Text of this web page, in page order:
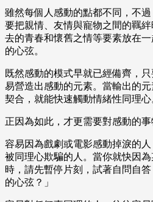
雖然每個人感動的點都不同，不
要把親情、友情與寵物之間的羈
去的青春和懷舊之情等要素放在
的心弦。
既然感動的模式早就已經備齊，
易營造出感動的元素。當輸出的
契合，就能快速觸動情緒性同理心
正因為如此，才更需要對感動的事
容易因為戲劇或電影感動掉淚的
被同理心欺騙的人。當你就快因
時，請先暫停片刻，試著自問自
的心弦？」